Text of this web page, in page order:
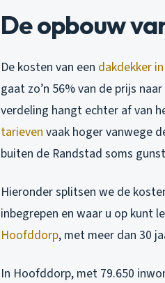
De opbouw
De kosten van een dakdekker
gaat zo’n 56% van de prijs
verdeling hangt echter af van
tarieven vaak hoger vanwege
buiten de Randstad soms
Hieronder splitsen we de
inbegrepen en waar u op kunt
Hoofddorp, met meer dan 30
In Hoofddorp, met 79.650